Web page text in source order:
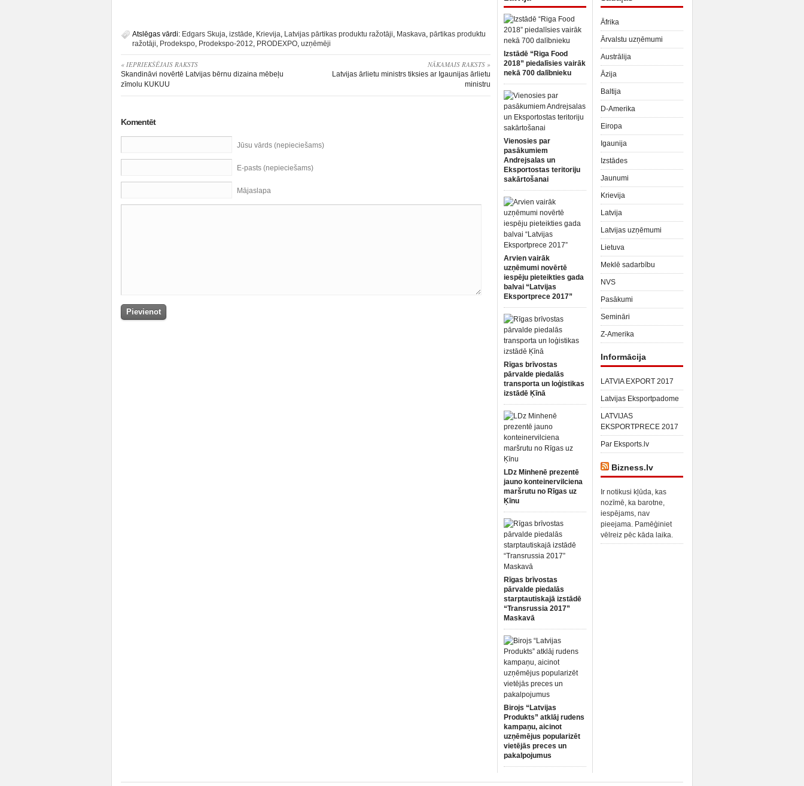
Atslēgas vārdi: Edgars Skuja, izstāde, Krievija, Latvijas pārtikas produktu ražotāji, Maskava, pārtikas produktu
ražotāji, Prodekspo, Prodekspo-2012, PRODEXPO, uzņēmēji
« IEPRIEKŠĒJAIS RAKSTS
Skandināvi novērtē Latvijas bērnu dizaina mēbeļu
zīmolu KUKUU
NĀKAMAIS RAKSTS »
Latvijas ārlietu ministrs tiksies ar Igaunijas ārlietu
ministru
Komentēt
Jūsu vārds (nepieciešams)
E-pasts (nepieciešams)
Mājaslapa
Izstādē “Riga Food
2018” piedalīsies vairāk
nekā 700 dalībnieku
Vienosies par
pasākumiem
Andrejsalas un
Eksportostas teritoriju
sakārtošanai
Arvien vairāk
uzņēmumi novērtē
iespēju pieteikties gada
balvai “Latvijas
Eksportprece 2017”
Rīgas brīvostas
pārvalde piedalās
transporta un loģistikas
izstādē Ķīnā
LDz Minhenē prezentē
jauno konteinervilciena
maršrutu no Rīgas uz
Ķīnu
Rīgas brīvostas
pārvalde piedalās
starptautiskajā izstādē
“Transrussia 2017”
Maskavā
Birojs “Latvijas
Produkts” atklāj rudens
kampaņu, aicinot
uzņēmējus popularizēt
vietējās preces un
pakalpojumus
Āfrika
Ārvalstu uzņēmumi
Austrālija
Āzija
Baltija
D-Amerika
Eiropa
Igaunija
Izstādes
Jaunumi
Krievija
Latvija
Latvijas uzņēmumi
Lietuva
Meklē sadarbību
NVS
Pasākumi
Semināri
Z-Amerika
Informācija
LATVIA EXPORT 2017
Latvijas Eksportpadome
LATVIJAS
EKSPORTPRECE 2017
Par Eksports.lv
Bizness.lv
Ir notikusi kļūda, kas
nozīmē, ka barotne,
iespējams, nav
pieejama. Pamēģiniet
vēlreiz pēc kāda laika.